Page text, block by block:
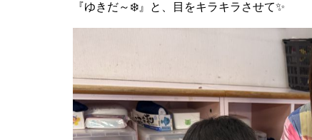
『ゆきだ～❄️』と、目をキラキラさせて✨️